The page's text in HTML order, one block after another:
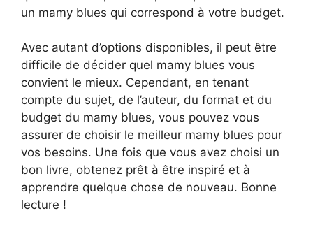
un mamy blues qui correspond à votre budget.
Avec autant d’options disponibles, il peut être
difficile de décider quel mamy blues vous
convient le mieux. Cependant, en tenant
compte du sujet, de l’auteur, du format et du
budget du mamy blues, vous pouvez vous
assurer de choisir le meilleur mamy blues pour
vos besoins. Une fois que vous avez choisi un
bon livre, obtenez prêt à être inspiré et à
apprendre quelque chose de nouveau. Bonne
lecture !